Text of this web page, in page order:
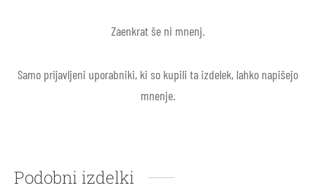
Zaenkrat še ni mnenj.
Samo prijavljeni uporabniki, ki so kupili ta izdelek, lahko napišejo
mnenje.
Podobni izdelki